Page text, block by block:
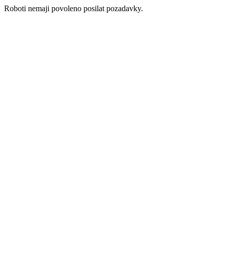
Roboti nemaji povoleno posilat pozadavky.